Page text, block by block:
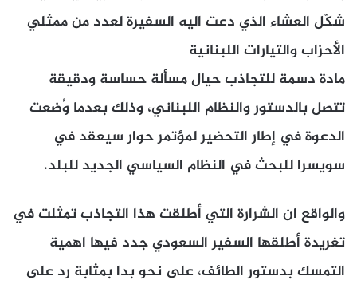
شكّل العشاء الذي دعت اليه السفيرة لعدد من ممثلي
الأحزاب والتيارات اللبنانية
مادة دسمة للتجاذب حيال مسألة حساسة ودقيقة
تتصل بالدستور والنظام اللبناني، وذلك بعدما وُضعت
الدعوة في إطار التحضير لمؤتمر حوار سيعقد في
سويسرا للبحث في النظام السياسي الجديد للبلد.
والواقع ان الشرارة التي أطلقت هذا التجاذب تمثلت في
تغريدة أطلقها السفير السعودي جدد فيها اهمية
التمسك بدستور الطائف، على نحو بدا بمثابة رد على